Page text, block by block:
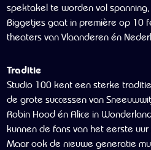
spektakel te worden vol
Biggetjes gaat in première op 10
theaters van Vlaanderen én
Traditie
Studio 100 kent een sterke
de grote successen van
Robin Hood én Alice in
kunnen de fans van het eerste
Maar ook de nieuwe generatie